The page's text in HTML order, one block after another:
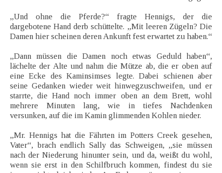
„Und ohne die Pferde?“ fragte Hennigs, der die
dargebotene Hand derb schüttelte. „Mit leeren Zügeln? Die
Damen hier scheinen deren Ankunft fest erwartet zu haben.“
„Dann müssen die Damen noch etwas Geduld haben“,
lächelte der Alte und nahm die Mütze ab, die er oben auf
eine Ecke des Kaminsimses legte. Dabei schienen aber
seine Gedanken wieder weit hinwegzuschweifen, und er
starrte, die Hand noch immer oben an dem Brett, wohl
mehrere Minuten lang, wie in tiefes Nachdenken
versunken, auf die im Kamin glimmenden Kohlen nieder.
„Mr. Hennigs hat die Fährten im Potters Creek gesehen,
Vater“, brach endlich Sally das Schweigen, „sie müssen
nach der Niederung hinunter sein, und da, weißt du wohl,
wenn sie erst in den Schilfbruch kommen, findest du sie